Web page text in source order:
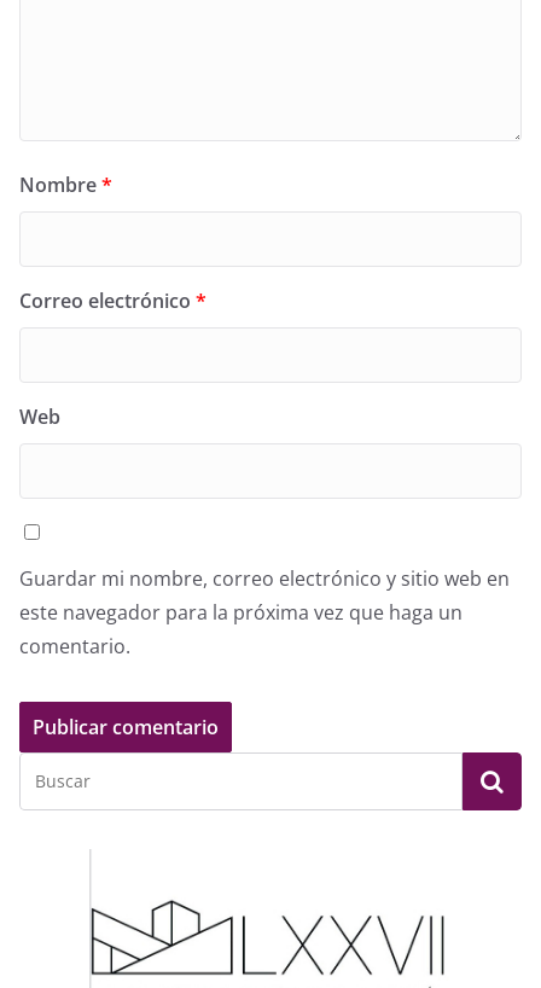
Nombre*
Correo electrónico *
Web
Guardar mi nombre, correo electrónico y sitio web en
este navegador para la próxima vez que haga un
comentario.